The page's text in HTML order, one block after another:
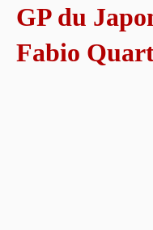
GP du
Fabio